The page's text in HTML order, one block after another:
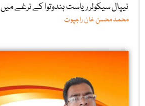
نیپال سیکولر ریاست ہندوتوا کے نرغے میں
محمد محسن خان راجپوت